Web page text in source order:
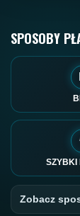
SPOSOBY
SZYBKI
Zobacz